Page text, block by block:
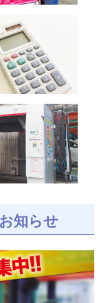
知らせ